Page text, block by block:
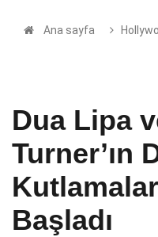
Ana sayfa
Dua Lipa
Turner’ın
Başladı